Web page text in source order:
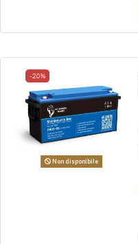
-20%
Non disponibile